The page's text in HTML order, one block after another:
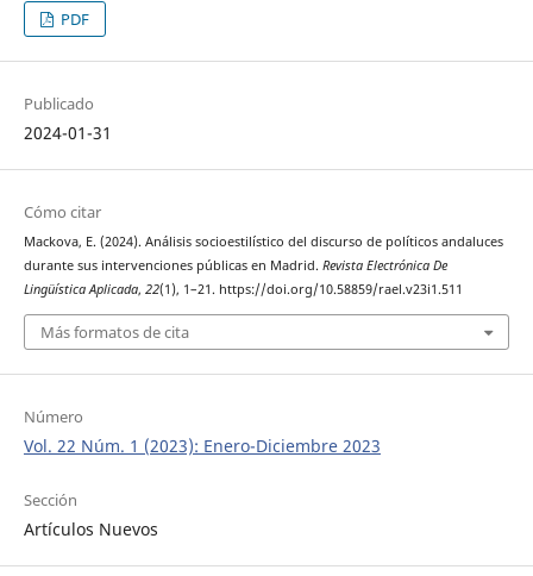
PDF
Publicado
2024-01-31
Cómo citar
Mackova, E. (2024). Análisis socioestilístico del discurso de políticos andaluces
durante sus intervenciones públicas en Madrid. Revista Electrónica De
Lingüística Aplicada, 22(1), 1–21. https://doi.org/10.58859/rael.v23i1.511
Más formatos de cita
Número
Vol. 22 Núm. 1 (2023): Enero-Diciembre 2023
Sección
Artículos Nuevos